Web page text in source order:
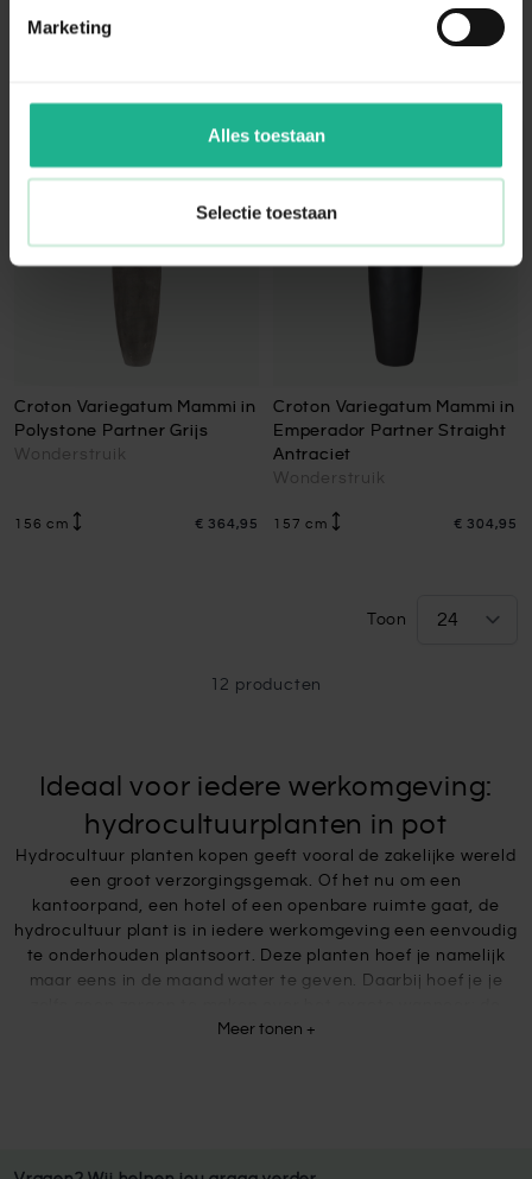
Marketing
Alles toestaan
Selectie toestaan
Croton Variegatum Mammi in
Polystone Partner Grijs
Wonderstruik
156 cm € 364,95
Croton Variegatum Mammi in
Emperador Partner Straight
Antraciet
Wonderstruik
157 cm € 304,95
Toon
12 producten
Ideaal voor iedere werkomgeving:
hydrocultuurplanten in pot
Hydrocultuur planten kopen geeft vooral de zakelijke wereld
een groot verzorgingsgemak. Of het nu om een
kantoorpand, een hotel of een openbare ruimte gaat, de
hydrocultuur plant is in iedere werkomgeving een eenvoudig
te onderhouden plantsoort. Deze planten hoef je namelijk
maar eens in de maand water te geven. Daarbij hoef je je
hydrocultuur plant komt standaard met watermeter. Op
Meer tonen +